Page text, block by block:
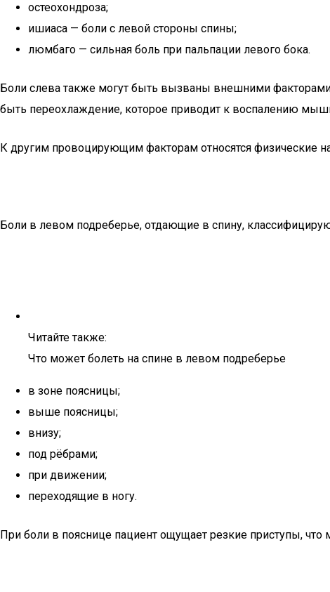
остеохондроза;
ишиаса — боли с левой стороны спины;
люмбаго — сильная боль при пальпации левого бока.
Боли слева также могут быть вызваны внешними факторами.
быть переохлаждение, которое приводит к воспалению
К другим провоцирующим факторам относятся физические
Боли в левом подреберье, отдающие в спину,
Читайте также:
Что может болеть на спине в левом подреберье
в зоне поясницы;
выше поясницы;
внизу;
под рёбрами;
при движении;
переходящие в ногу.
При боли в пояснице пациент ощущает резкие приступы, что